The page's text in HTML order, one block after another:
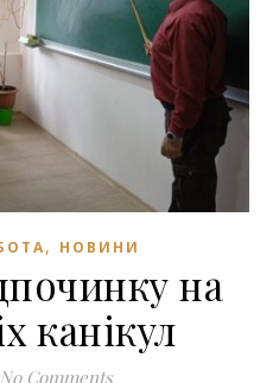
, НОВИНИ
на
канікул
No Comments